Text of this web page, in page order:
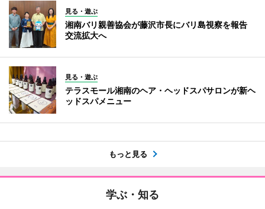
見る・遊ぶ
湘南バリ親善協会が藤沢市長にバリ島視察を報告
交流拡大へ
見る・遊ぶ
テラスモール湘南のヘア・ヘッドスパサロンが新ヘ
ッドスパメニュー
もっと見る
学ぶ・知る